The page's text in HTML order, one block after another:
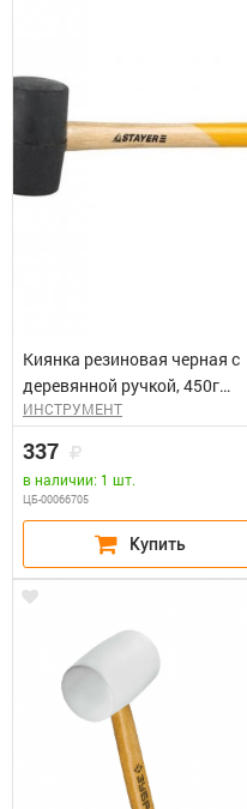
Киянка резиновая черная с
деревянной ручкой, 450г
STAYER
ИНСТРУМЕНТ
337
в наличии: 1 шт.
ЦБ-00066705